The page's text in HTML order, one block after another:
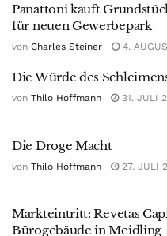
Panattoni kauft
für neuen Gewerbepark
von Charles Steiner 4.
Die Würde des
von Thilo Hoffmann 31. JULI
Die Droge Macht
von Thilo Hoffmann 27. JULI
Markteintritt: Revetas
Bürogebäude in Meidling